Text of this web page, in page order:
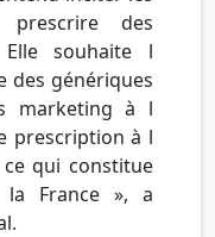
prescrire des
Elle souhaite l
des génériques
marketing à l
prescription à l
qui constitue
France », a